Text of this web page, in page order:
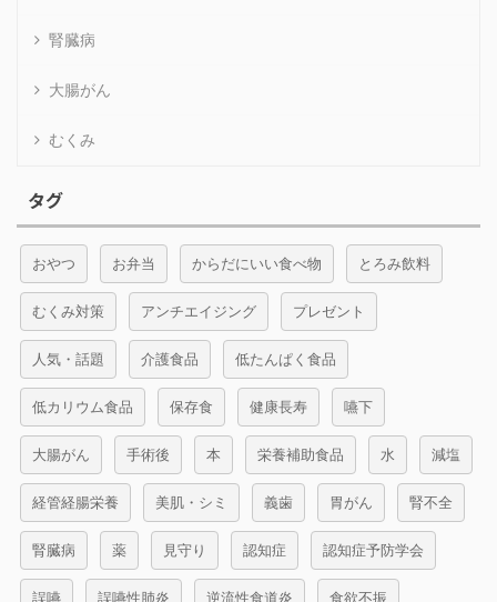
腎臓病
大腸がん
むくみ
タグ
おやつ お弁当 からだにいい食べ物 とろみ飲料
むくみ対策 アンチエイジング プレゼント
人気・話題 介護食品 低たんぱく食品
低カリウム食品 保存食 健康長寿 嚥下
大腸がん 手術後 本 栄養補助食品 水 減塩
経管経腸栄養 美肌・シミ 義歯 胃がん 腎不全
腎臓病 薬 見守り 認知症 認知症予防学会
誤嚥 誤嚥性肺炎 逆流性食道炎 食欲不振